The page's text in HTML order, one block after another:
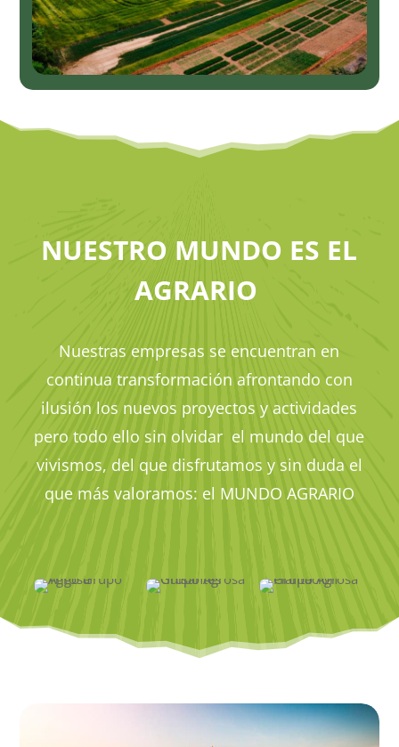
NUESTRO MUNDO ES EL
AGRARIO
Nuestras empresas se encuentran en
continua transformación afrontando con
ilusión los nuevos proyectos y actividades
pero todo ello sin olvidar el mundo del que
vivismos, del que disfrutamos y sin duda el
que más valoramos: el MUNDO AGRARIO